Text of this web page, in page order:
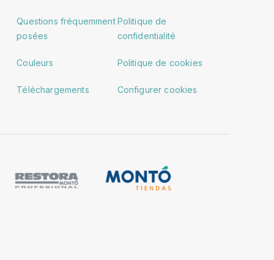
Questions fréquemment
posées
Couleurs
Téléchargements
Politique de
confidentialité
Politique de cookies
Configurer cookies